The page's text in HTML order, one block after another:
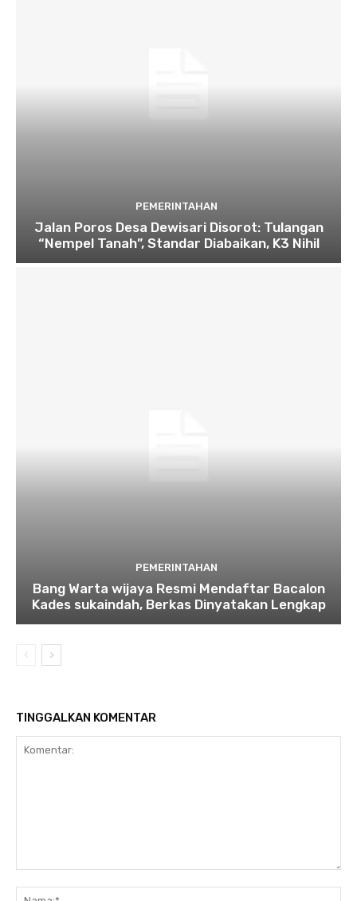
PEMERINTAHAN
Jalan Poros Desa Dewisari Disorot: Tulangan
“Nempel Tanah”, Standar Diabaikan, K3 Nihil
PEMERINTAHAN
Bang Warta wijaya Resmi Mendaftar Bacalon
Kades sukaindah, Berkas Dinyatakan Lengkap
TINGGALKAN KOMENTAR